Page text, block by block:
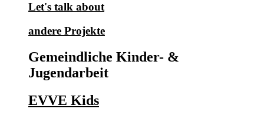
Let's talk about
andere Projekte
Gemeindliche Kinder- &
Jugendarbeit
EVVE Kids